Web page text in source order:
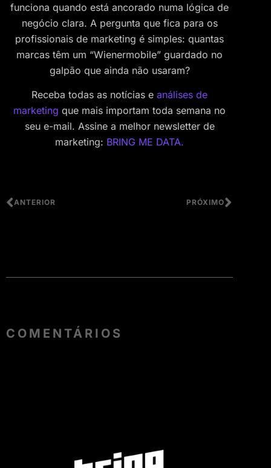
funciona quando está ancorado numa lógica de
negócio clara. A pergunta que fica para os
profissionais de marketing é simples: quantas
marcas têm um “Wienermobile” guardado no
galpão que ainda não usaram?
Receba todas as notícias e análises de
marketing que mais importam toda semana no
seu e-mail. Assine a melhor newsletter de
marketing: BRING ME DATA.
ANTERIOR PRÓXIMO
COMENTÁRIOS